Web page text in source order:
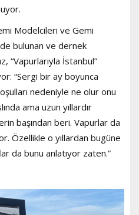
Modelcileri ve Gemi
bulunan ve dernek
“Vapurlarıyla İstanbul”
“Sergi bir ay boyunca
nedeniyle ne olur onu
ama uzun yıllardır
başından beri. Vapurlar da
Özellikle o yıllardan bugüne
da bunu anlatıyor zaten.”